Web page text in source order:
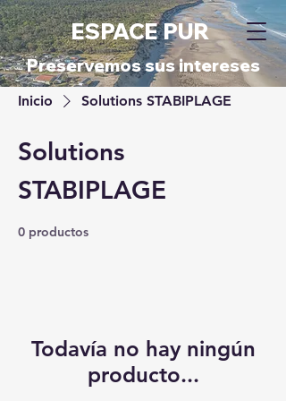
ESPACE PUR
Preservemos sus intereses
Inicio Solutions STABIPLAGE
Solutions
STABIPLAGE
0 productos
Todavía no hay ningún
producto...